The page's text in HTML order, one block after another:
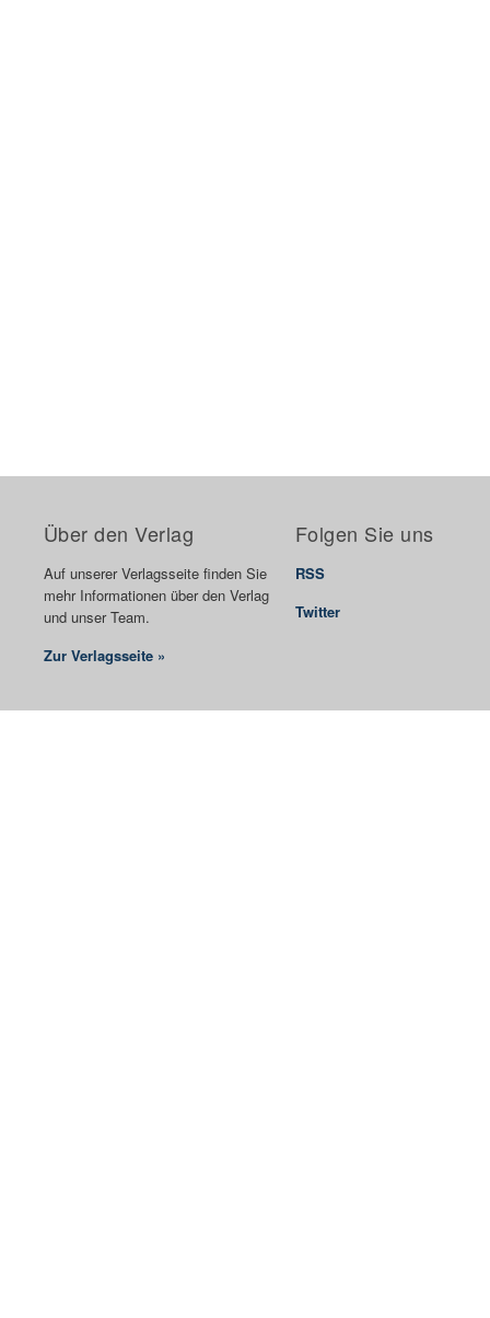
Über den Verlag
Auf unserer Verlagsseite finden Sie
mehr Informationen über den Verlag
und unser Team.
Zur Verlagsseite »
Folgen Sie uns
RSS
Twitter